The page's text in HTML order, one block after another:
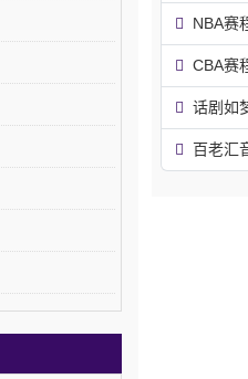
NBA赛
CBA赛
话剧如
百老汇